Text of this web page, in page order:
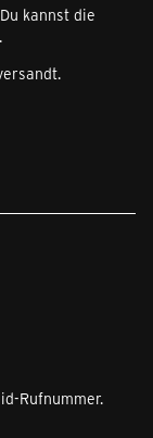
kannst die
Rufnummer.